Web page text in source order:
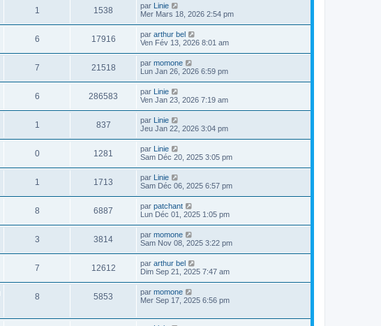
1 1538 par Linie
Mer Mars 18, 2026 2:54 pm
6 17916 par arthur bel
Ven Fév 13, 2026 8:01 am
7 21518 par momone
Lun Jan 26, 2026 6:59 pm
6 286583 par Linie
Ven Jan 23, 2026 7:19 am
1 837 par Linie
Jeu Jan 22, 2026 3:04 pm
0 1281 par Linie
Sam Déc 20, 2025 3:05 pm
1 1713 par Linie
Sam Déc 06, 2025 6:57 pm
8 6887 par patchant
Lun Déc 01, 2025 1:05 pm
3 3814 par momone
Sam Nov 08, 2025 3:22 pm
7 12612 par arthur bel
Dim Sep 21, 2025 7:47 am
8 5853 par momone
Mer Sep 17, 2025 6:56 pm